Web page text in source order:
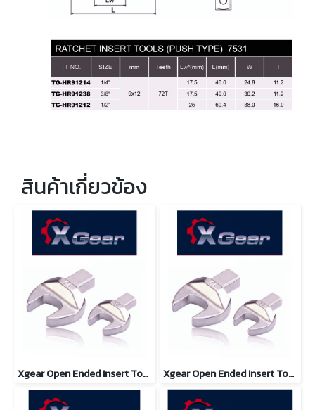
สินค้าเกี่ยวข้อง
Xgear Open Ended Insert Tools TG-O SIZE 13-46 (14x18 mm) Xgear Open Ended Insert Tools TG-O SIZE 7-19 (9x12 mm)